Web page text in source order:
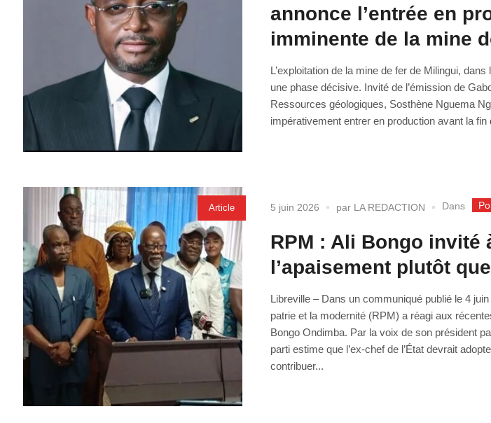
annonce l’entrée en
imminente de la mine
L’exploitation de la mine de fer de Milingui,
une phase décisive. Invité de l’émission de
Ressources géologiques, Sosthène Nguema
impérativement entrer en production avant la fin
Article 5 juin 2026 par LA REDACTION Dans
RPM : Ali Bongo invité
l’apaisement plutôt
Libreville – Dans un communiqué publié le 4
patrie et la modernité (RPM) a réagi aux
Bongo Ondimba. Par la voix de son président
parti estime que l’ex-chef de l’État devrait
contribuer...